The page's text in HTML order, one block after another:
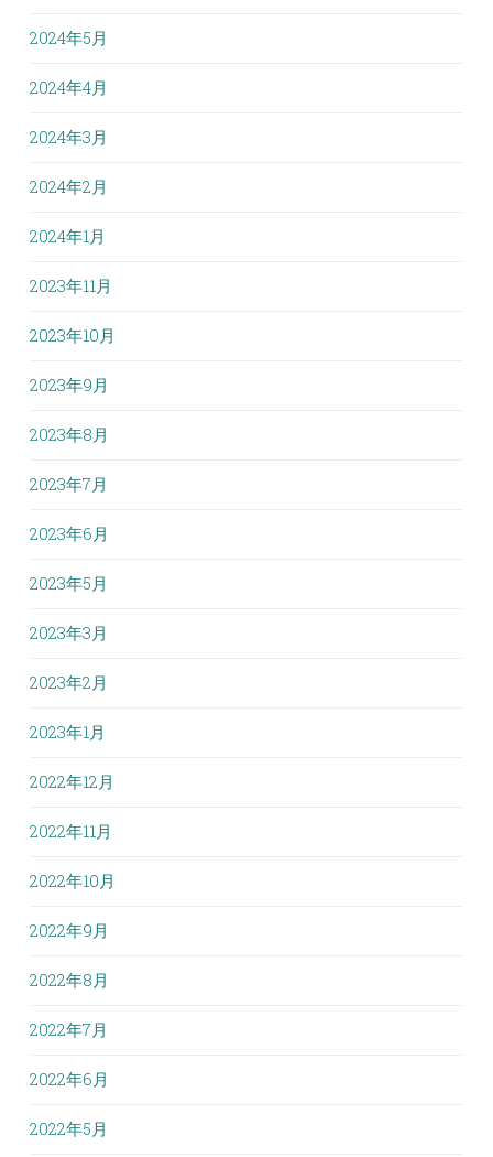
2024年5月
2024年4月
2024年3月
2024年2月
2024年1月
2023年11月
2023年10月
2023年9月
2023年8月
2023年7月
2023年6月
2023年5月
2023年3月
2023年2月
2023年1月
2022年12月
2022年11月
2022年10月
2022年9月
2022年8月
2022年7月
2022年6月
2022年5月